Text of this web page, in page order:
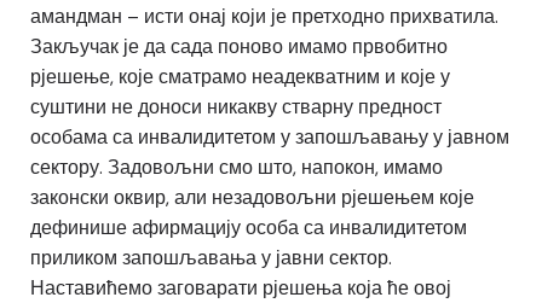
амандман – исти онај који је претходно прихватила.
Закључак је да сада поново имамо првобитно
рјешење, које сматрамо неадекватним и које у
суштини не доноси никакву стварну предност
особама са инвалидитетом у запошљавању у јавном
сектору. Задовољни смо што, напокон, имамо
законски оквир, али незадовољни рјешењем које
дефинише афирмацију особа са инвалидитетом
приликом запошљавања у јавни сектор.
Наставићемо заговарати рјешења која ће овој